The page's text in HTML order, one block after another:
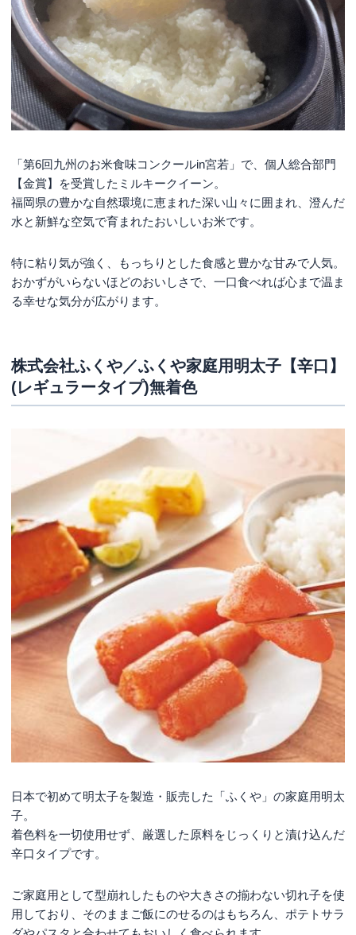
「第6回九州のお米食味コンクールin宮若」で、個人総合部門
【金賞】を受賞したミルキークイーン。
福岡県の豊かな自然環境に恵まれた深い山々に囲まれ、澄んだ
水と新鮮な空気で育まれたおいしいお米です。
特に粘り気が強く、もっちりとした食感と豊かな甘みで人気。
おかずがいらないほどのおいしさで、一口食べれば心まで温ま
る幸せな気分が広がります。
株式会社ふくや／ふくや家庭用明太子【辛口】
(レギュラータイプ)無着色
日本で初めて明太子を製造・販売した「ふくや」の家庭用明太
子。
着色料を一切使用せず、厳選した原料をじっくりと漬け込んだ
辛口タイプです。
ご家庭用として型崩れしたものや大きさの揃わない切れ子を使
用しており、そのままご飯にのせるのはもちろん、ポテトサラ